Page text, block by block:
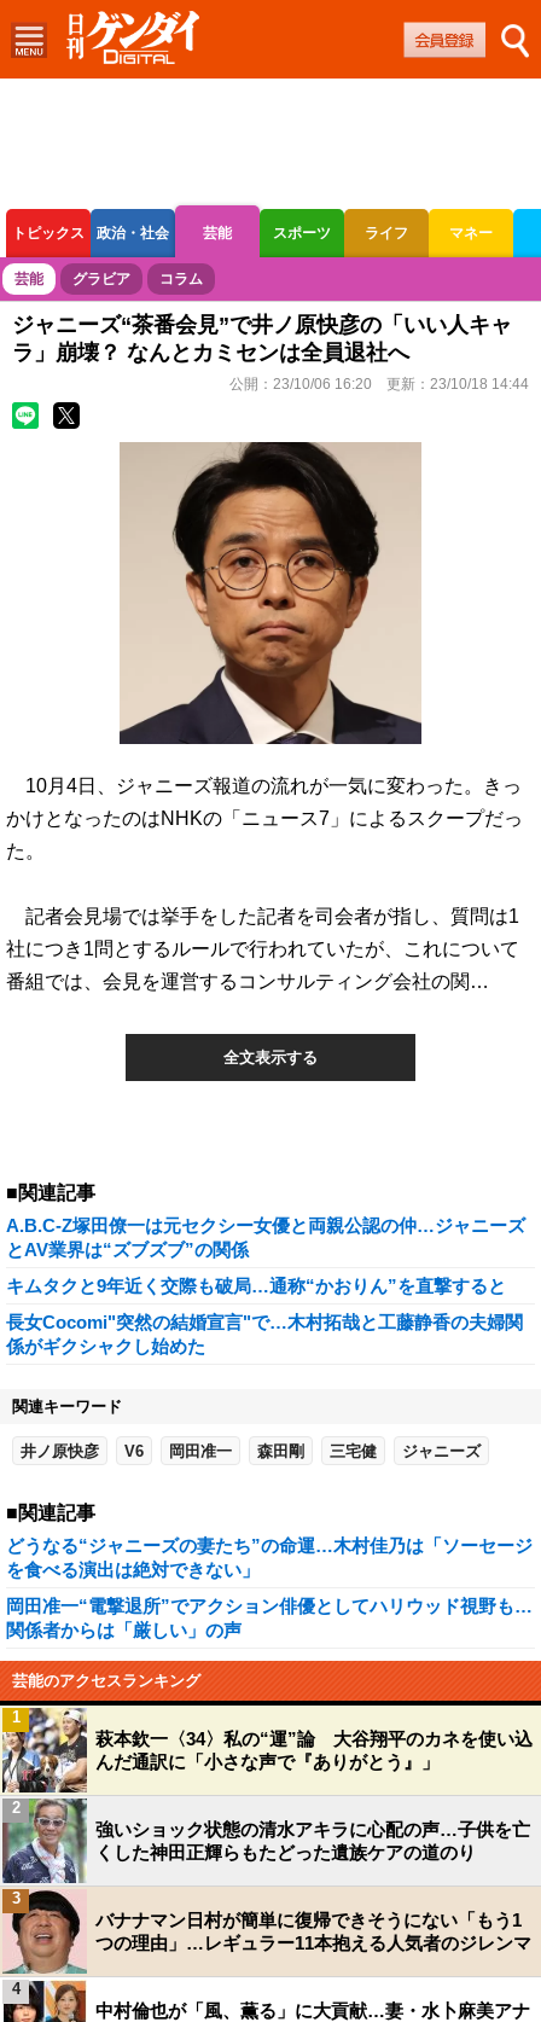
トピックス 政治・社会 芸能 スポーツ ライフ マネー
ボートレース 競輪 オートレース
芸能 グラビア コラム
ジャニーズ“茶番会見”で井ノ原快彦の「いい人キャ
ラ」崩壊？ なんとカミセンは全員退社へ
公開： 23/10/06 16:20 更新： 23/10/18 14:44
10月4日、ジャニーズ報道の流れが一気に変わった。きっ
かけとなったのはNHKの「ニュース7」によるスクープだっ
た。
記者会見場では挙手をした記者を司会者が指し、質問は1
社につき1問とするルールで行われていたが、これについて
番組では、会見を運営するコンサルティング会社の関…
全文表示する
■関連記事
A.B.C-Z塚田僚一は元セクシー女優と両親公認の仲…ジャニーズ
とAV業界は“ズブズブ”の関係
キムタクと9年近く交際も破局…通称“かおりん”を直撃すると
長女Cocomi"突然の結婚宣言"で…木村拓哉と工藤静香の夫婦関
係がギクシャクし始めた
関連キーワード
井ノ原快彦 V6 岡田准一 森田剛 三宅健 ジャニーズ
■関連記事
どうなる“ジャニーズの妻たち”の命運…木村佳乃は「ソーセージ
を食べる演出は絶対できない」
岡田准一“電撃退所”でアクション俳優としてハリウッド視野も…
関係者からは「厳しい」の声
芸能のアクセスランキング
萩本欽一〈34〉私の“運”論 大谷翔平のカネを使い込
んだ通訳に「小さな声で『ありがとう』」
1
強いショック状態の清水アキラに心配の声…子供を亡
くした神田正輝らもたどった遺族ケアの道のり
2
バナナマン日村が簡単に復帰できそうにない「もう1
つの理由」…レギュラー11本抱える人気者のジレンマ
3
中村倫也が「風、薫る」に大貢献…妻・水卜麻美アナ
4